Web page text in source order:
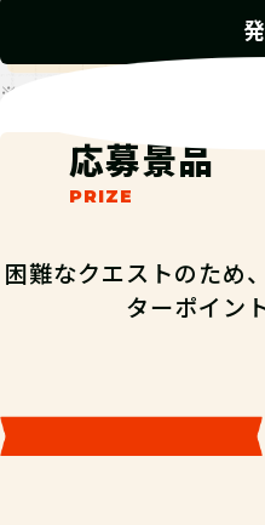
※発見報告にGPSを使用するク
応募景品
困難なクエストのため
ターポイン